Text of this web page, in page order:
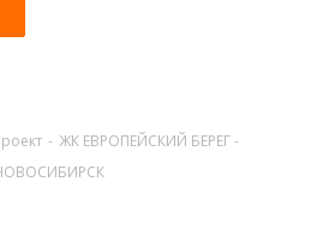
- ЖК ЕВРОПЕЙСКИЙ БЕРЕГ -